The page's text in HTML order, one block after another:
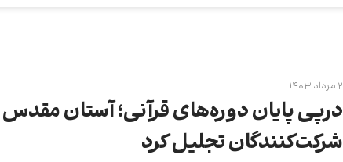
۲ مرداد ۱۴۰۳
درپی پایان دوره‌های قرآنی؛ آستان
شرکت‌کنندگان تجلیل کرد